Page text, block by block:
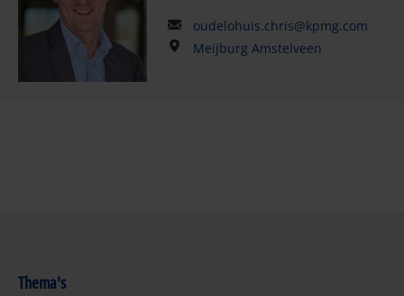
oudelohuis.chris@kpmg.com
Meijburg Amstelveen
Thema's